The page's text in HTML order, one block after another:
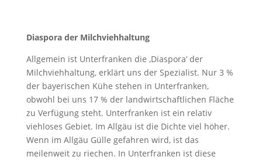
Diaspora der Milchviehhaltung
Allgemein ist Unterfranken die ‚Diaspora‘ der
Milchviehhaltung, erklärt uns der Spezialist. Nur 3 %
der bayerischen Kühe stehen in Unterfranken,
obwohl bei uns 17 % der landwirtschaftlichen Fläche
zu Verfügung steht. Unterfranken ist ein relativ
viehloses Gebiet. Im Allgäu ist die Dichte viel höher.
Wenn im Allgäu Gülle gefahren wird, ist das
meilenweit zu riechen. In Unterfranken ist diese